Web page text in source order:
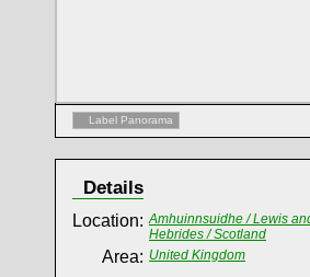
Label Panorama
Details
Location: Amhuinnsuidhe / Lewis
Hebrides / Scotland
Area: United Kingdom